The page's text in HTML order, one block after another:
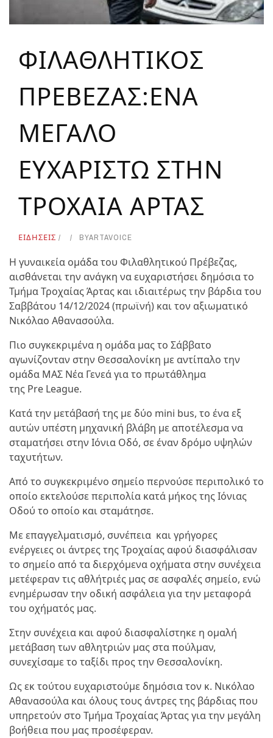
ΦΙΛΑΘΛΗΤΙΚΟΣ
ΠΡΕΒΕΖΑΣ:ΕΝΑ
ΜΕΓΑΛΟ
ΕΥΧΑΡΙΣΤΩ ΣΤΗΝ
ΤΡΟΧΑΙΑ ΑΡΤΑΣ
ΕΙΔΗΣΕΙΣ BYARTAVOICE
Η γυναικεία ομάδα του Φιλαθλητικού Πρέβεζας,
αισθάνεται την ανάγκη να ευχαριστήσει δημόσια το
Τμήμα Τροχαίας Άρτας και ιδιαιτέρως την βάρδια του
Σαββάτου 14/12/2024 (πρωϊνή) και τον αξιωματικό
Νικόλαο Αθανασούλα.
Πιο συγκεκριμένα η ομάδα μας το Σάββατο
αγωνίζονταν στην Θεσσαλονίκη με αντίπαλο την
ομάδα ΜΑΣ Νέα Γενεά για το πρωτάθλημα
της Pre League.
Κατά την μετάβασή της με δύο mini bus, το ένα εξ
αυτών υπέστη μηχανική βλάβη με αποτέλεσμα να
σταματήσει στην Ιόνια Οδό, σε έναν δρόμο υψηλών
ταχυτήτων.
Από το συγκεκριμένο σημείο περνούσε περιπολικό το
οποίο εκτελούσε περιπολία κατά μήκος της Ιόνιας
Οδού το οποίο και σταμάτησε.
Με επαγγελματισμό, συνέπεια και γρήγορες
ενέργειες οι άντρες της Τροχαίας αφού διασφάλισαν
το σημείο από τα διερχόμενα οχήματα στην συνέχεια
μετέφεραν τις αθλήτριές μας σε ασφαλές σημείο, ενώ
ενημέρωσαν την οδική ασφάλεια για την μεταφορά
του οχήματός μας.
Στην συνέχεια και αφού διασφαλίστηκε η ομαλή
μετάβαση των αθλητριών μας στα πούλμαν,
συνεχίσαμε το ταξίδι προς την Θεσσαλονίκη.
Ως εκ τούτου ευχαριστούμε δημόσια τον κ. Νικόλαο
Αθανασούλα και όλους τους άντρες της βάρδιας που
υπηρετούν στο Τμήμα Τροχαίας Άρτας για την μεγάλη
βοήθεια που μας προσέφεραν.